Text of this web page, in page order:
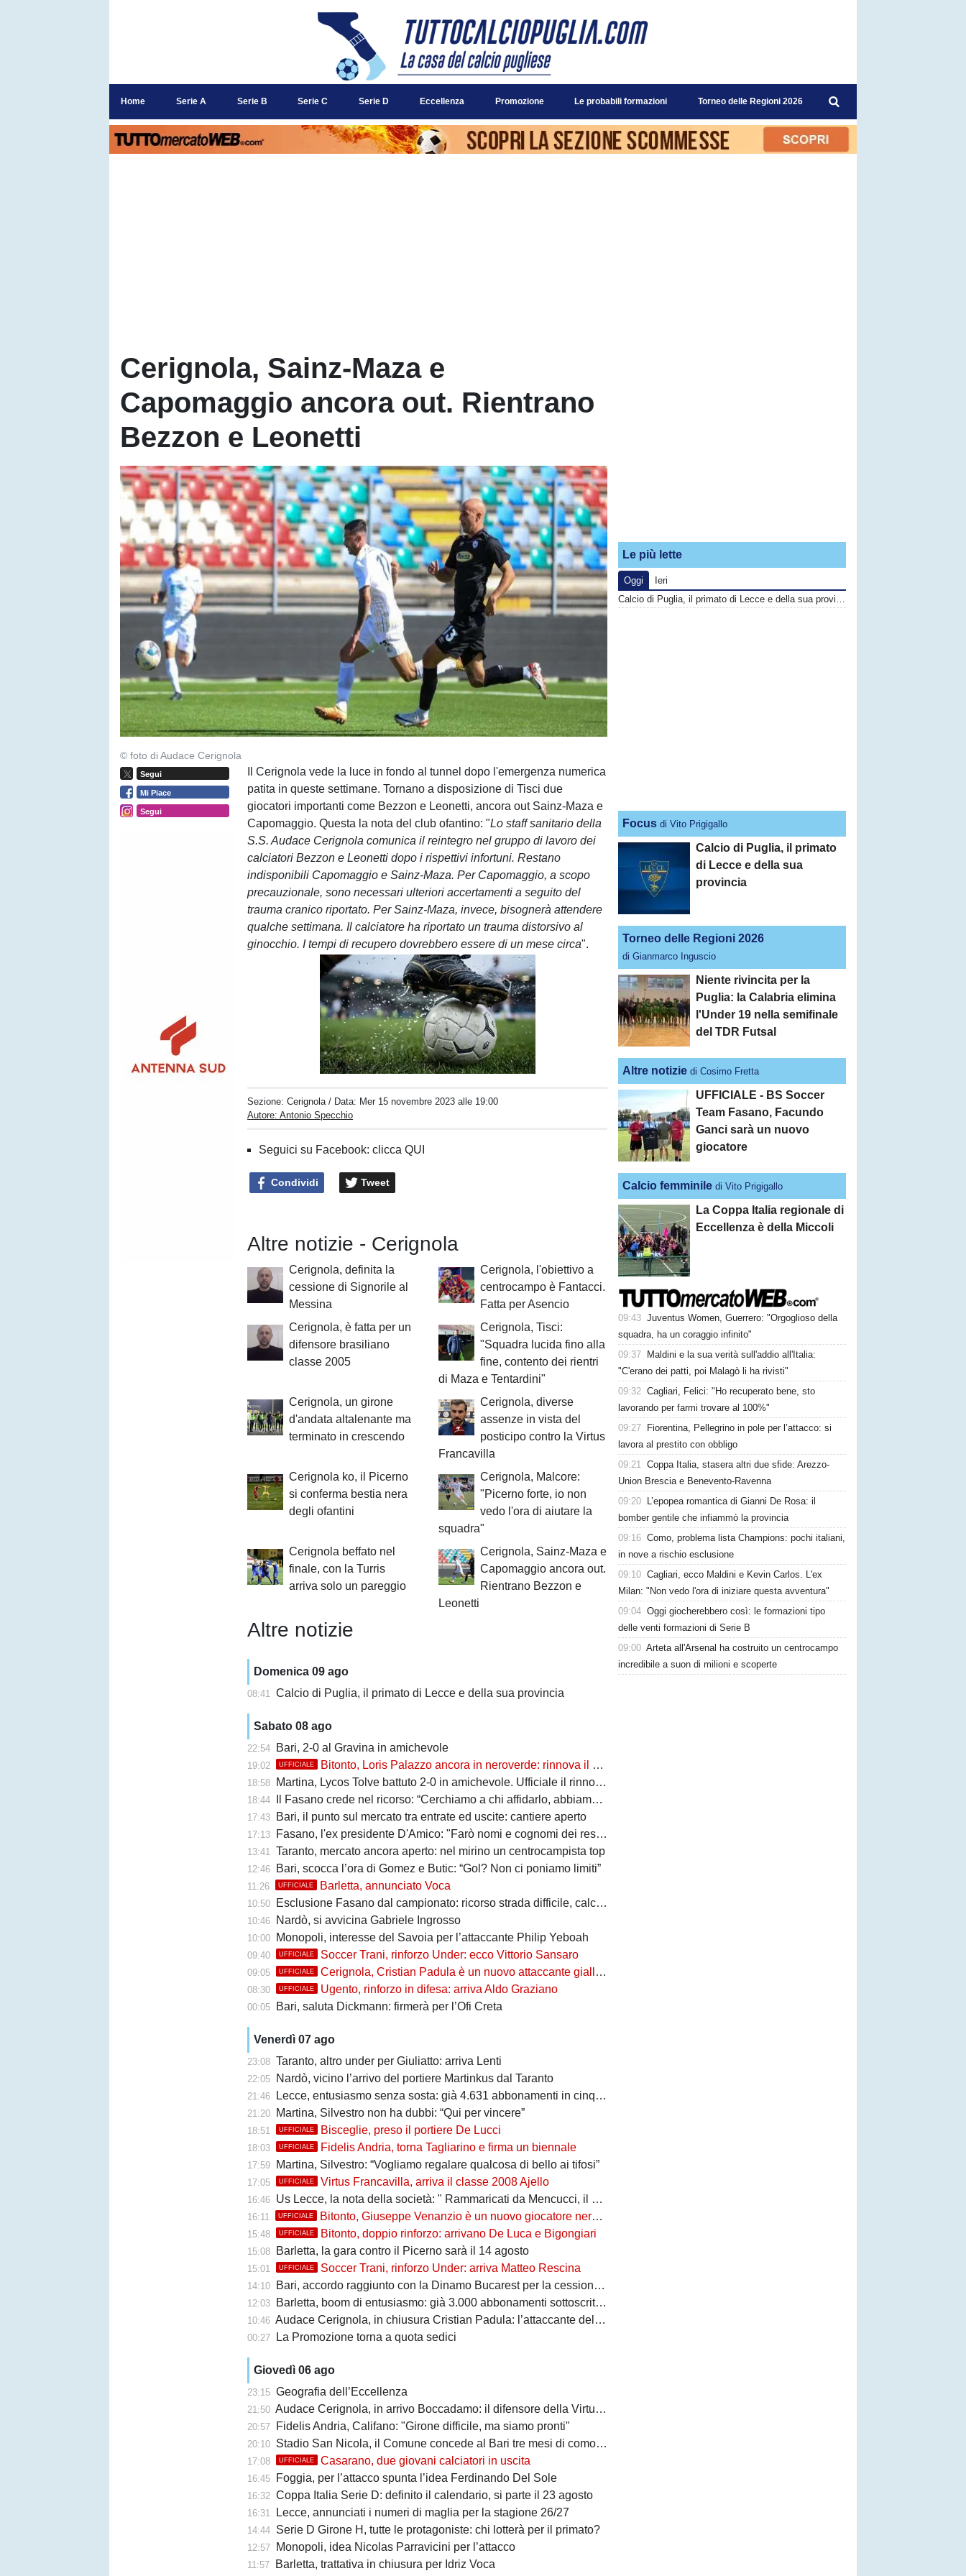
Home Serie A Serie B Serie C Serie D Eccellenza Promozione Le probabili formazioni Torneo delle Regioni 2026
Cerignola, Sainz-Maza e
Capomaggio ancora out. Rientrano
Bezzon e Leonetti
© foto di Audace Cerignola
Segui
Mi Piace
Segui
Il Cerignola vede la luce in fondo al tunnel dopo l'emergenza numerica
patita in queste settimane. Tornano a disposizione di Tisci due
giocatori importanti come Bezzon e Leonetti, ancora out Sainz-Maza e
Capomaggio. Questa la nota del club ofantino: "Lo staff sanitario della
S.S. Audace Cerignola comunica il reintegro nel gruppo di lavoro dei
calciatori Bezzon e Leonetti dopo i rispettivi infortuni. Restano
indisponibili Capomaggio e Sainz-Maza. Per Capomaggio, a scopo
precauzionale, sono necessari ulteriori accertamenti a seguito del
trauma cranico riportato. Per Sainz-Maza, invece, bisognerà attendere
qualche settimana. Il calciatore ha riportato un trauma distorsivo al
ginocchio. I tempi di recupero dovrebbero essere di un mese circa".
Unmute
Loaded:
100.00%
Sezione:Cerignola / Data: Mer 15 novembre 2023 alle 19:00
Autore: Antonio Specchio
Seguici su Facebook: clicca QUI
Condividi Tweet
Altre notizie - Cerignola
Cerignola, definita la
cessione di Signorile al
Messina
Cerignola, l'obiettivo a
centrocampo è Fantacci.
Fatta per Asencio
Cerignola, è fatta per un
difensore brasiliano
classe 2005
Cerignola, Tisci:
"Squadra lucida fino alla
fine, contento dei rientri
di Maza e Tentardini"
Cerignola, un girone
d'andata altalenante ma
terminato in crescendo
Cerignola, diverse
assenze in vista del
posticipo contro la Virtus
Francavilla
Cerignola ko, il Picerno
si conferma bestia nera
degli ofantini
Cerignola, Malcore:
"Picerno forte, io non
vedo l'ora di aiutare la
squadra"
Cerignola beffato nel
finale, con la Turris
arriva solo un pareggio
Cerignola, Sainz-Maza e
Capomaggio ancora out.
Rientrano Bezzon e
Leonetti
Altre notizie
Domenica 09 ago
08:41 Calcio di Puglia, il primato di Lecce e della sua provincia
Sabato 08 ago
22:54 Bari, 2-0 al Gravina in amichevole
19:02 UFFICIALE Bitonto, Loris Palazzo ancora in neroverde: rinnova il capitano
18:58 Martina, Lycos Tolve battuto 2-0 in amichevole. Ufficiale il rinnovo di Llanos
18:44 Il Fasano crede nel ricorso: “Cerchiamo a chi affidarlo, abbiamo 30 giorni di tempo”
17:43 Bari, il punto sul mercato tra entrate ed uscite: cantiere aperto
17:13 Fasano, l'ex presidente D'Amico: "Farò nomi e cognomi dei responsabili di questo disastro"
13:41 Taranto, mercato ancora aperto: nel mirino un centrocampista top
12:46 Bari, scocca l’ora di Gomez e Butic: “Gol? Non ci poniamo limiti”
11:26 UFFICIALE Barletta, annunciato Voca
10:50 Esclusione Fasano dal campionato: ricorso strada difficile, calciatori in fuga
10:46 Nardò, si avvicina Gabriele Ingrosso
10:00 Monopoli, interesse del Savoia per l’attaccante Philip Yeboah
09:40 UFFICIALE Soccer Trani, rinforzo Under: ecco Vittorio Sansaro
09:05 UFFICIALE Cerignola, Cristian Padula è un nuovo attaccante gialloblù
08:30 UFFICIALE Ugento, rinforzo in difesa: arriva Aldo Graziano
00:05 Bari, saluta Dickmann: firmerà per l’Ofi Creta
Venerdì 07 ago
23:08 Taranto, altro under per Giuliatto: arriva Lenti
22:05 Nardò, vicino l’arrivo del portiere Martinkus dal Taranto
21:46 Lecce, entusiasmo senza sosta: già 4.631 abbonamenti in cinque giorni
21:20 Martina, Silvestro non ha dubbi: “Qui per vincere”
18:51 UFFICIALE Bisceglie, preso il portiere De Lucci
18:03 UFFICIALE Fidelis Andria, torna Tagliarino e firma un biennale
17:59 Martina, Silvestro: “Vogliamo regalare qualcosa di bello ai tifosi”
17:05 UFFICIALE Virtus Francavilla, arriva il classe 2008 Ajello
16:46 Us Lecce, la nota della società: " Rammaricati da Mencucci, il 10 CDA straordinario"
16:11 UFFICIALE Bitonto, Giuseppe Venanzio è un nuovo giocatore neroverde
15:48 UFFICIALE Bitonto, doppio rinforzo: arrivano De Luca e Bigongiari
15:08 Barletta, la gara contro il Picerno sarà il 14 agosto
15:01 UFFICIALE Soccer Trani, rinforzo Under: arriva Matteo Rescina
14:10 Bari, accordo raggiunto con la Dinamo Bucarest per la cessione di Matthias Verreth
12:03 Barletta, boom di entusiasmo: già 3.000 abbonamenti sottoscritti per la Serie C
10:46 Audace Cerignola, in chiusura Cristian Padula: l’attaccante del Torino arriva in prestito
00:27 La Promozione torna a quota sedici
Giovedì 06 ago
23:15 Geografia dell’Eccellenza
21:50 Audace Cerignola, in arrivo Boccadamo: il difensore della Virtus Entella verso il prestito in gialloblù
20:57 Fidelis Andria, Califano: "Girone difficile, ma siamo pronti"
20:10 Stadio San Nicola, il Comune concede al Bari tre mesi di comodato d’uso precario: i dettagli
17:08 UFFICIALE Casarano, due giovani calciatori in uscita
16:45 Foggia, per l’attacco spunta l’idea Ferdinando Del Sole
16:32 Coppa Italia Serie D: definito il calendario, si parte il 23 agosto
16:31 Lecce, annunciati i numeri di maglia per la stagione 26/27
14:44 Serie D Girone H, tutte le protagoniste: chi lotterà per il primato?
12:57 Monopoli, idea Nicolas Parravicini per l’attacco
11:57
Barletta, trattativa in chiusura per Idriz Voca
Le più lette
Oggi
Ieri
Calcio di Puglia, il primato di Lecce e della sua provincia
Focus di Vito Prigigallo
Calcio di Puglia, il primato
di Lecce e della sua
provincia
Torneo delle Regioni 2026
di Gianmarco Inguscio
Niente rivincita per la
Puglia: la Calabria elimina
l'Under 19 nella semifinale
del TDR Futsal
Altre notizie di Cosimo Fretta
UFFICIALE - BS Soccer
Team Fasano, Facundo
Ganci sarà un nuovo
giocatore
Calcio femminile di Vito Prigigallo
La Coppa Italia regionale di
Eccellenza è della Miccoli
09:43 Juventus Women, Guerrero: "Orgoglioso della
squadra, ha un coraggio infinito"
09:37
Maldini e la sua verità sull'addio all'Italia:
"C'erano dei patti, poi Malagò li ha rivisti"
09:32 Cagliari, Felici: "Ho recuperato bene, sto
lavorando per farmi trovare al 100%"
09:27
Fiorentina, Pellegrino in pole per l’attacco: si
lavora al prestito con obbligo
09:21 Coppa Italia, stasera altri due sfide: Arezzo-
Union Brescia e Benevento-Ravenna
09:20
L’epopea romantica di Gianni De Rosa: il
bomber gentile che infiammò la provincia
09:16 Como, problema lista Champions: pochi italiani,
in nove a rischio esclusione
09:10 Cagliari, ecco Maldini e Kevin Carlos. L'ex
Milan: "Non vedo l'ora di iniziare questa avventura"
09:04 Oggi giocherebbero così: le formazioni tipo
delle venti formazioni di Serie B
09:00 Arteta all'Arsenal ha costruito un centrocampo
incredibile a suon di milioni e scoperte